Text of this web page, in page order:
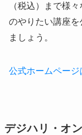
（税込）まで様
のやりたい講座
ましょう。
公式ホームページ
デジハリ・オ